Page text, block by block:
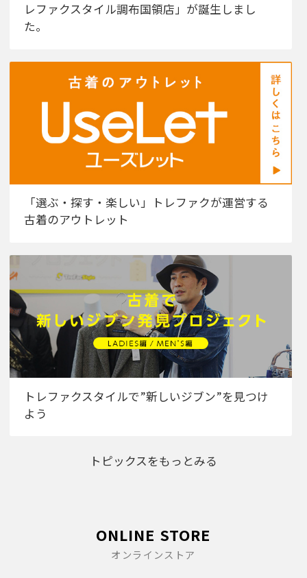
レファクスタイル調布国領店」が誕生しまし
た。
「選ぶ・探す・楽しい」トレファクが運営する
古着のアウトレット
トレファクスタイルで”新しいジブン”を見つけ
よう
トピックスをもっとみる
ONLINE STORE
オンラインストア